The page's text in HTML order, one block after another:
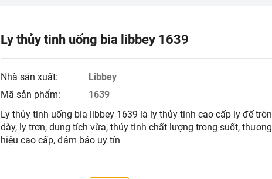
Ly thủy tinh uống bia libbey 1639
Nhà sản xuất:
Libbey
Mã sản phẩm:
1639
Ly thủy tinh uống bia libbey 1639 là ly thủy tinh cao cấp ly đế tròn
dày, ly trơn, dung tích vừa, thủy tinh chất lượng trong suốt, thương
hiệu cao cấp, đảm bảo uy tín